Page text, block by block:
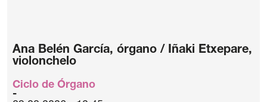
Ana Belén García, órgano / Iñaki Etxepare,
violonchelo
Ciclo de Órgano